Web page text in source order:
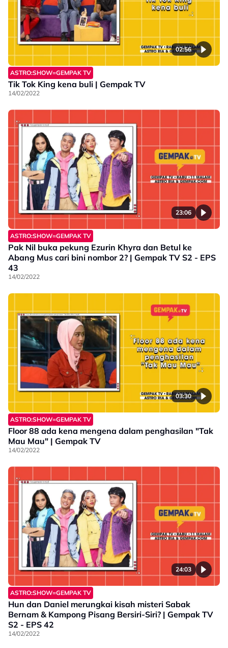
02:56
ASTRO:SHOW=GEMPAK TV
Tik Tok King kena buli | Gempak TV
14/02/2022
23:06
ASTRO:SHOW=GEMPAK TV
Pak Nil buka pekung Ezurin Khyra dan Betul ke
Abang Mus cari bini nombor 2? | Gempak TV S2 - EPS
43
14/02/2022
03:30
ASTRO:SHOW=GEMPAK TV
Floor 88 ada kena mengena dalam penghasilan "Tak
Mau Mau" | Gempak TV
14/02/2022
24:03
ASTRO:SHOW=GEMPAK TV
Hun dan Daniel merungkai kisah misteri Sabak
Bernam & Kampong Pisang Bersiri-Siri? | Gempak TV
S2 - EPS 42
14/02/2022